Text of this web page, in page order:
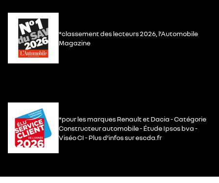
*classement des lecteurs 2026, l’Automobile
Magazine
*pour les marques Renault et Dacia - Catégorie
Constructeur automobile - Étude Ipsos bva -
Viséo CI - Plus d’infos sur escda.fr